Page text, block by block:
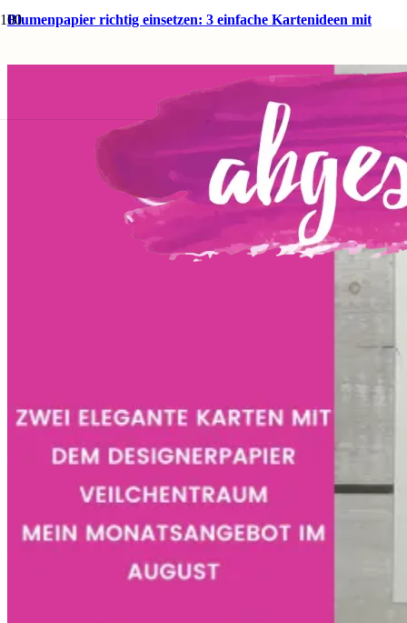
Blumenpapier richtig einsetzen: 3 einfache Kartenideen mit